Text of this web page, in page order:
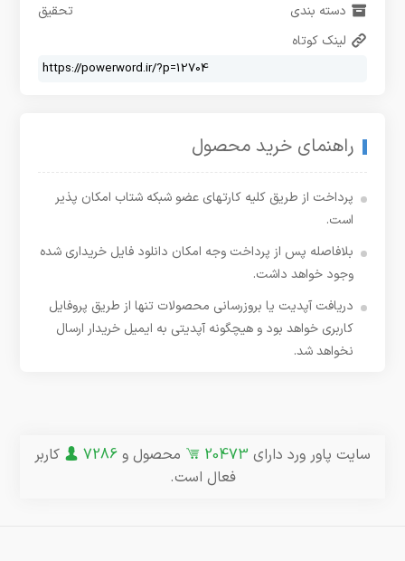
دسته بندی
تحقیق
لینک کوتاه
راهنمای خرید محصول
پرداخت از طریق کلیه کارتهای عضو شبکه شتاب امکان پذیر
است.
بلافاصله پس از پرداخت وجه امکان دانلود فایل خریداری شده
وجود خواهد داشت.
دریافت آپدیت یا بروزرسانی محصولات تنها از طریق پروفایل
کاربری خواهد بود و هیچگونه آپدیتی به ایمیل خریدار ارسال
نخواهد شد.
سایت پاور ورد دارای 20473 محصول و 7286
کاربر
فعال است.